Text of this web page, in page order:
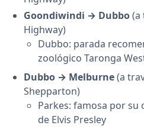
Goondiwindi → Dubbo(a
Highway)
Dubbo: parada
zoológico Taronga
Dubbo → Melburne(a
Shepparton)
Parkes: famosa por su
de Elvis Presley